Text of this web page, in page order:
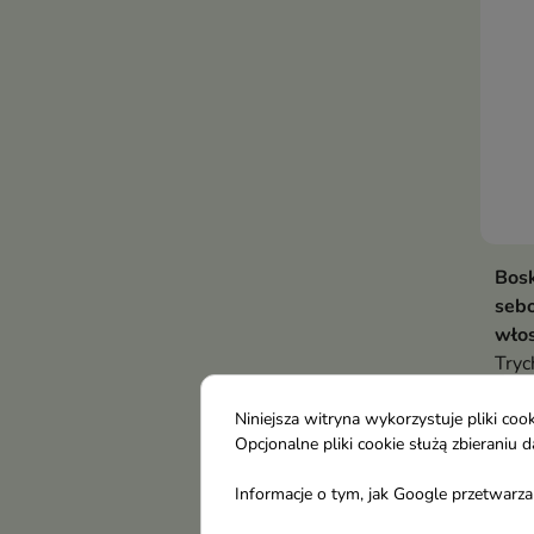
-
Niniejsza witryna wykorzystuje pliki
Opcjonalne pliki cookie służą
Informacje o tym, jak Google